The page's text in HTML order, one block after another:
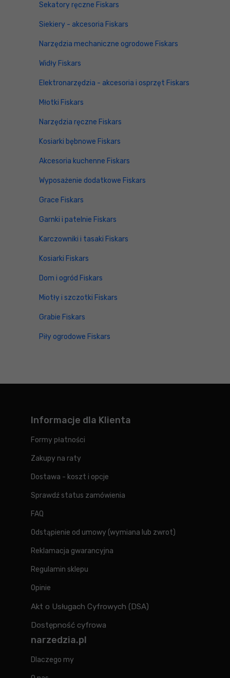
Sekatory ręczne Fiskars
Siekiery - akcesoria Fiskars
Narzędzia mechaniczne ogrodowe Fiskars
Widły Fiskars
Elektronarzędzia - akcesoria i osprzęt Fiskars
Młotki Fiskars
Narzędzia ręczne Fiskars
Kosiarki bębnowe Fiskars
Akcesoria kuchenne Fiskars
Wyposażenie dodatkowe Fiskars
Grace Fiskars
Garnki i patelnie Fiskars
Karczowniki i tasaki Fiskars
Kosiarki Fiskars
Dom i ogród Fiskars
Miotły i szczotki Fiskars
Grabie Fiskars
Piły ogrodowe Fiskars
Informacje dla Klienta
Formy płatności
Zakupy na raty
Dostawa - koszt i opcje
Sprawdź status zamówienia
FAQ
Odstąpienie od umowy (wymiana lub zwrot)
Reklamacja gwarancyjna
Regulamin sklepu
Opinie
Akt o Usługach Cyfrowych (DSA)
Dostępność cyfrowa
narzedzia.pl
Dlaczego my